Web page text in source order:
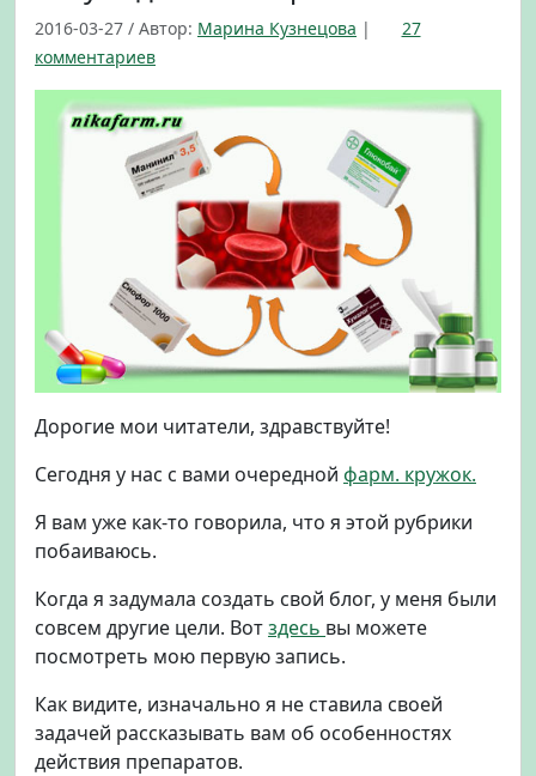
2016-03-27 / Автор: Марина Кузнецова |
27
комментариевк
а
п
и
с
п
а
р
а
ы
л
с
н
ж
е
н
я
с
а
Дорогие мои читатели, здравствуйте!
Сегодня у нас с вами очередной фарм. кружок.
Я вам уже как-то говорила, что я этой рубрики
побаиваюсь.
Когда я задумала создать свой блог, у меня были
совсем другие цели. Вотздесь вы можете
посмотреть мою первую запись.
Как видите, изначально я не ставила своей
задачей рассказывать вам об особенностях
действия препаратов.